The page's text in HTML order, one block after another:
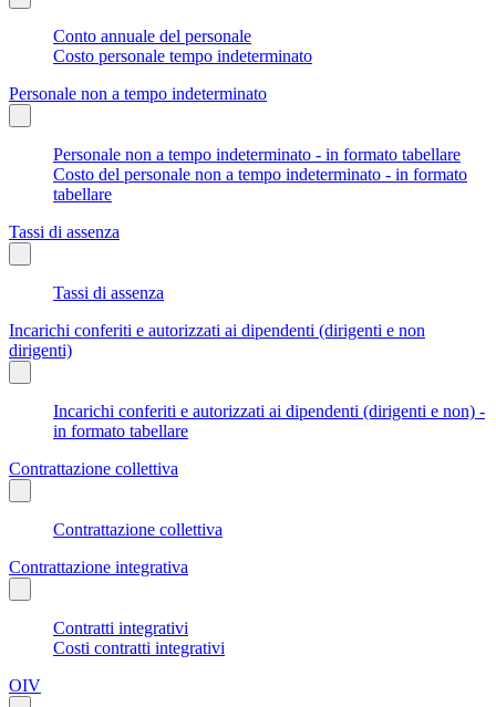
Conto annuale del personale
Costo personale tempo indeterminato
Personale non a tempo indeterminato
Personale non a tempo indeterminato - in formato tabellare
Costo del personale non a tempo indeterminato - in formato
tabellare
Tassi di assenza
Tassi di assenza
Incarichi conferiti e autorizzati ai dipendenti (dirigenti e non
dirigenti)
Incarichi conferiti e autorizzati ai dipendenti (dirigenti e non) -
in formato tabellare
Contrattazione collettiva
Contrattazione collettiva
Contrattazione integrativa
Contratti integrativi
Costi contratti integrativi
OIV